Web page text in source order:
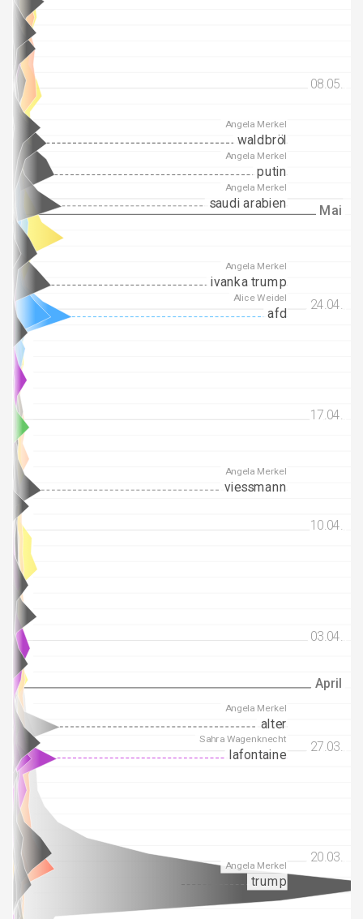
20.03.
20.03.
27.03.
27.03.
03.04.
03.04.
10.04.
10.04.
17.04.
17.04.
24.04.
24.04.
08.05.
08.05.
April
April
Mai
Mai
Angela Merkel
trump
Angela Merkel
alter
Alice Weidel
afd
Sahra Wagenknecht
lafontaine
Angela Merkel
putin
Angela Merkel
saudi arabien
Angela Merkel
ivanka trump
Angela Merkel
waldbröl
Angela Merkel
viessmann